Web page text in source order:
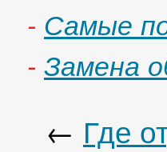
- Самые
- Замена
← Где